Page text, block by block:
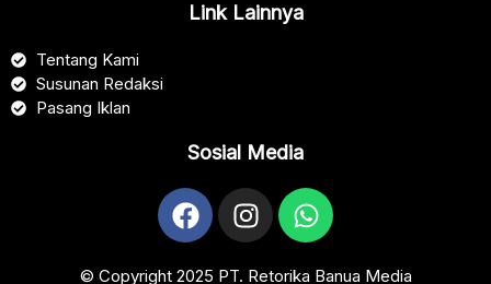
Link Lainnya
Tentang Kami
Susunan Redaksi
Pasang Iklan
Sosial Media
© Copyright 2025 PT. Retorika Banua Media​